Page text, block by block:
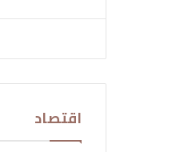
اقتصاد